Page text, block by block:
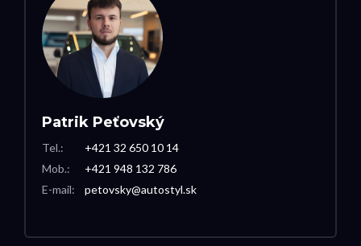
Patrik Peťovský
Tel.:
Mob.:
E-mail:
+421 32 650 10 14
+421 948 132 786
petovsky@autostyl.sk